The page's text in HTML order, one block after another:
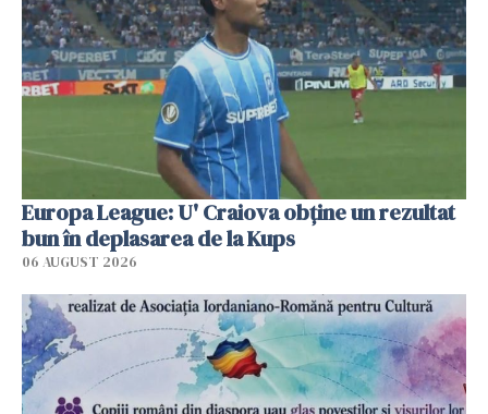
Europa League: U' Craiova obține un rezultat
bun în deplasarea de la Kups
06 AUGUST 2026